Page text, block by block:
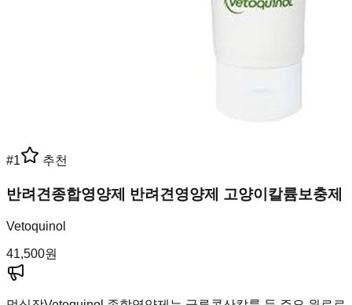
#1 추천
반려견종합영양제 반려견영양제 고양이칼륨보충제
Vetoquinol
41,500원